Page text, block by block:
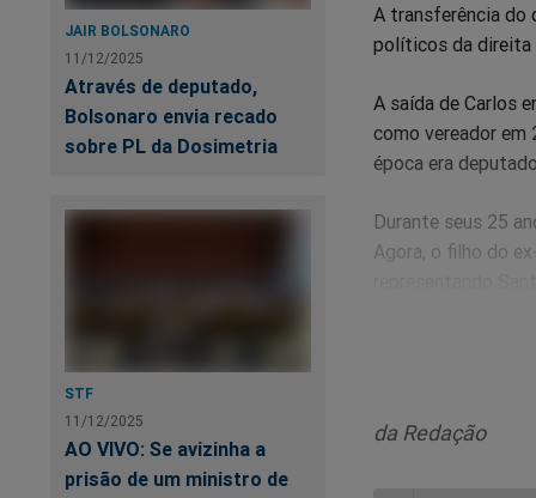
JAIR BOLSONARO
11/12/2025
Através de deputado,
Bolsonaro envia recado
sobre PL da Dosimetria
STF
11/12/2025
AO VIVO: Se avizinha a
prisão de um ministro de
A transferência do
políticos da direita
A saída de Carlos
como vereador em
época era
Durante seus 25
Agora, o filho do
da Redação